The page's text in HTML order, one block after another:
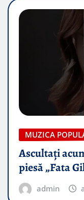
MUZICA
Ascultați
piesă „Fata
admin